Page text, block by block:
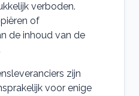
verboden.
of
de inhoud van de
zijn
voor enige